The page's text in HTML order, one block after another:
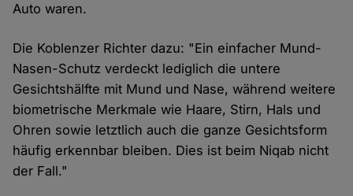
Auto waren.
Die Koblenzer Richter dazu: "Ein einfacher Mund-
Nasen-Schutz verdeckt lediglich die untere
Gesichtshälfte mit Mund und Nase, während weitere
biometrische Merkmale wie Haare, Stirn, Hals und
Ohren sowie letztlich auch die ganze Gesichtsform
häufig erkennbar bleiben. Dies ist beim Niqab nicht
der Fall."